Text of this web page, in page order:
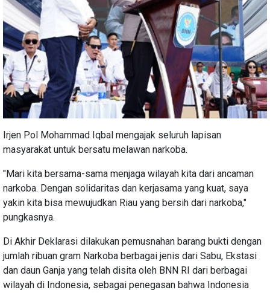
Irjen Pol Mohammad Iqbal mengajak seluruh lapisan
masyarakat untuk bersatu melawan narkoba.
"Mari kita bersama-sama menjaga wilayah kita dari ancaman
narkoba. Dengan solidaritas dan kerjasama yang kuat, saya
yakin kita bisa mewujudkan Riau yang bersih dari narkoba,"
pungkasnya.
Di Akhir Deklarasi dilakukan pemusnahan barang bukti dengan
jumlah ribuan gram Narkoba berbagai jenis dari Sabu, Ekstasi
dan daun Ganja yang telah disita oleh BNN RI dari berbagai
wilayah di Indonesia, sebagai penegasan bahwa Indonesia